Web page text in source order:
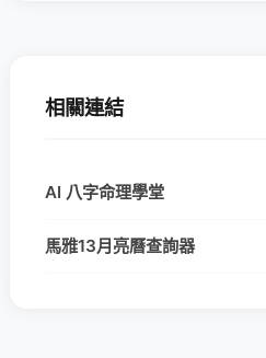
相關連結
AI 八字命理學堂
馬雅13月亮曆查詢器